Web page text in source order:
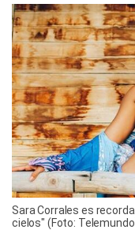
Sara Corrales es
cielos" (Foto: